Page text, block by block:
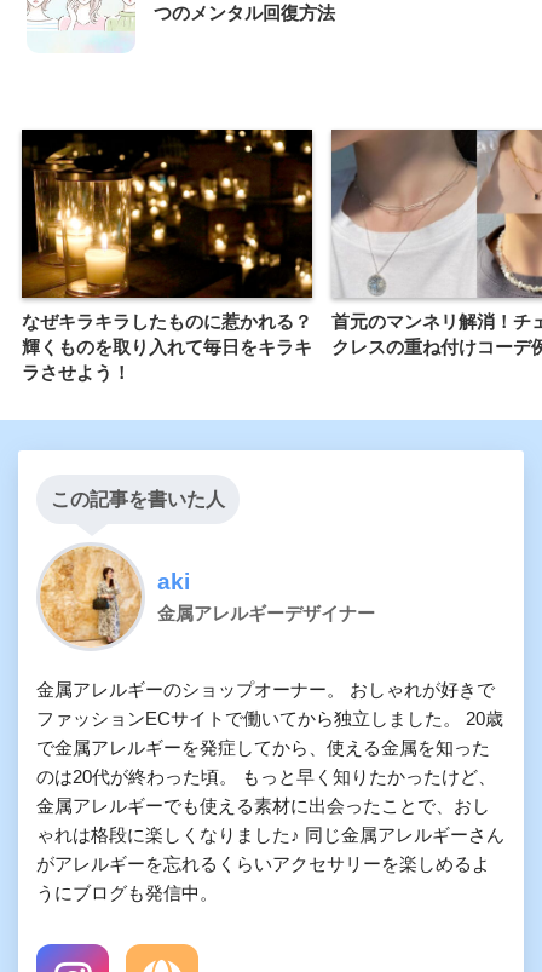
つのメンタル回復方法
なぜキラキラしたものに惹かれる？
輝くものを取り入れて毎日をキラキ
ラさせよう！
首元のマンネリ解消！チ
クレスの重ね付けコーデ
この記事を書いた人
aki
金属アレルギーデザイナー
金属アレルギーのショップオーナー。 おしゃれが好きで
ファッションECサイトで働いてから独立しました。 20歳
で金属アレルギーを発症してから、使える金属を知った
のは20代が終わった頃。 もっと早く知りたかったけど、
金属アレルギーでも使える素材に出会ったことで、おし
ゃれは格段に楽しくなりました♪ 同じ金属アレルギーさん
がアレルギーを忘れるくらいアクセサリーを楽しめるよ
うにブログも発信中。